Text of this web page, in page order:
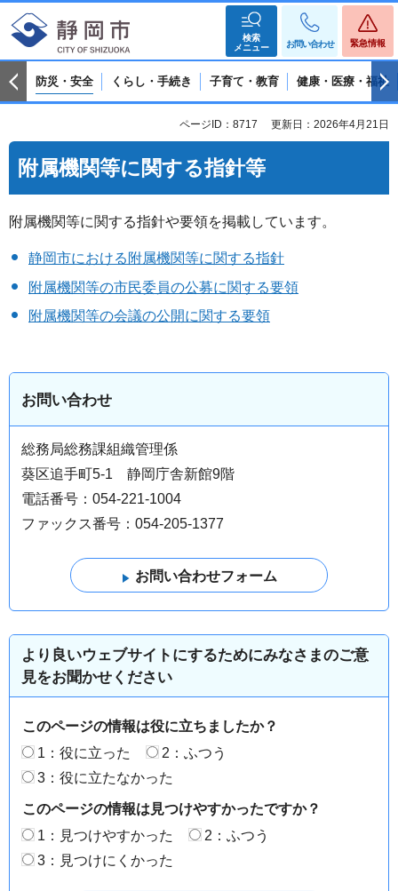
検索
メニュー
お問い合わせ 緊急情報
防災・安全 くらし・手続き 子育て・教育 健康・医療・福祉
ページID：8717 更新日：2026年4月21日
附属機関等に関する指針等
附属機関等に関する指針や要領を掲載しています。
静岡市における附属機関等に関する指針
附属機関等の市民委員の公募に関する要領
附属機関等の会議の公開に関する要領
お問い合わせ
総務局総務課組織管理係
葵区追手町5-1 静岡庁舎新館9階
電話番号：054-221-1004
ファックス番号：054-205-1377
より良いウェブサイトにするためにみなさまのご意
見をお聞かせください
このページの情報は役に立ちましたか？
1：役に立った
2：ふつう
3：役に立たなかった
このページの情報は見つけやすかったですか？
1：見つけやすかった
2：ふつう
3：見つけにくかった